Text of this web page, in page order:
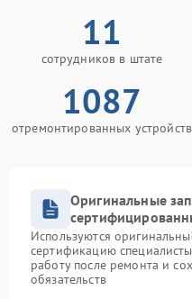
11
сотрудников в штате
1087
отремонтированных устройств
Оригинальные
Используются
сертификацию
работу после ремонта и
обязательств